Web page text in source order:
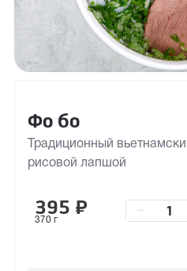
Фо бо
Традиционный
рисовой лапшой
395 ₽
370 г